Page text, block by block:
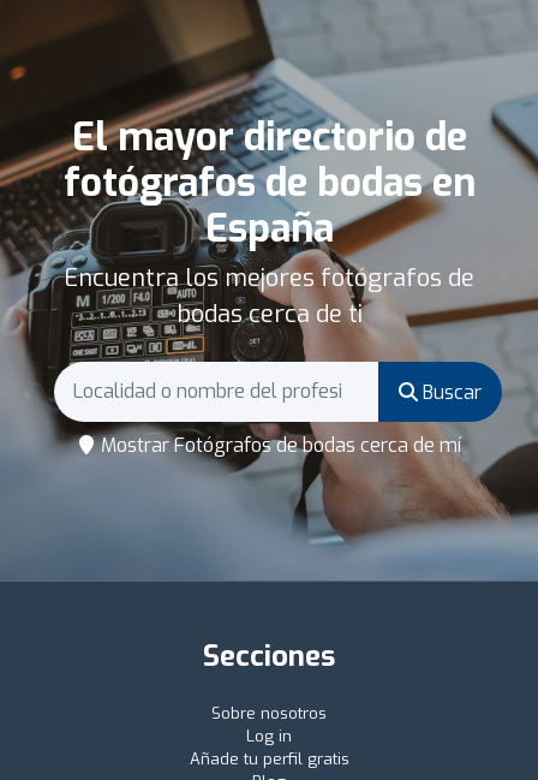
El mayor directorio de
fotógrafos de bodas en
España
Encuentra los mejores fotógrafos de
bodas cerca de ti
Buscar
Mostrar Fotógrafos de bodas cerca de mí
Secciones
Sobre nosotros
Log in
Añade tu perfil gratis